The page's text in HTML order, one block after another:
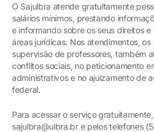
O Sajulbra atende gratuitamente
salários mínimos, prestando
e informando sobre os seus direitos
áreas jurídicas. Nos atendimentos,
supervisão de professores, também
conflitos sociais, no peticionamento
administrativos e no ajuizamento de
federal.
Para acessar o serviço
sajulbra@ulbra.br e pelos telefones